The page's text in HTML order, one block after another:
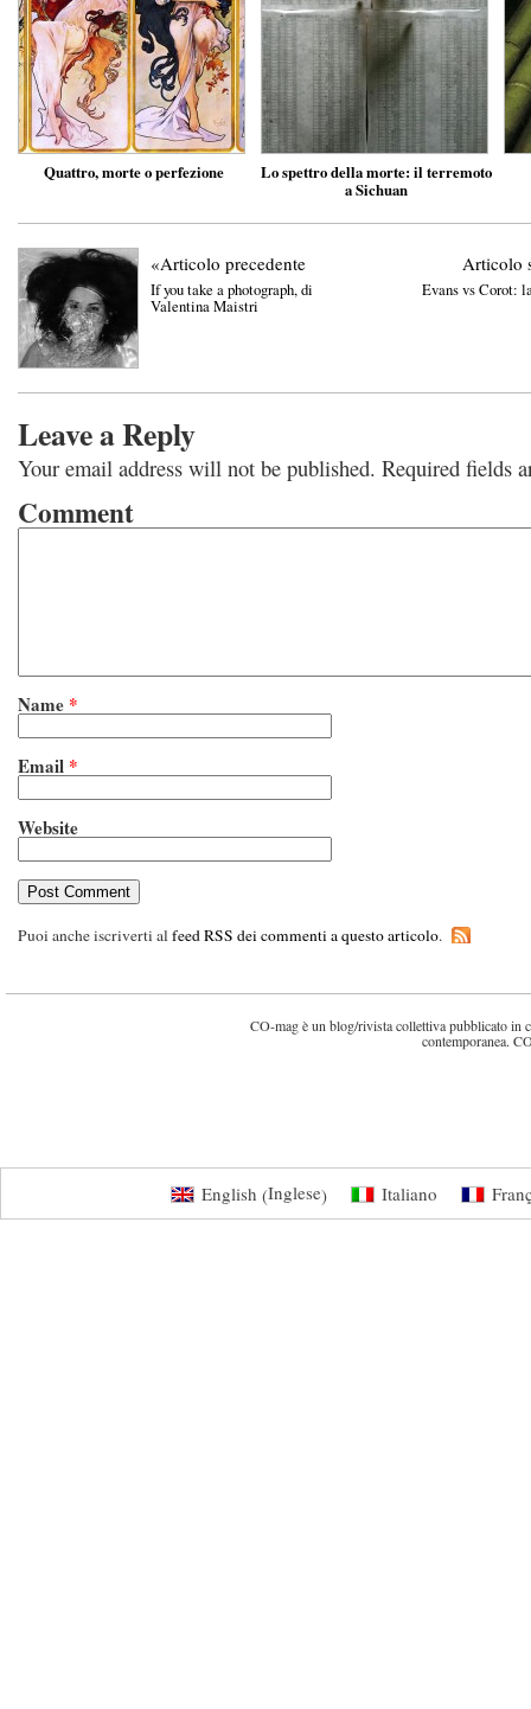
Quattro, morte o perfezione
Lo spettro della morte: il terremoto
a Sichuan
«Articolo precedente
If you take a photograph, di
Valentina Maistri
Articolo
Evans vs Corot:
Leave a Reply
Your email address will not be published. Required fields
Comment
Name *
Email *
Website
Puoi anche iscriverti alfeed RSS dei commenti a questo articolo.
CO-mag è un blog/rivista collettiva pubblicato in
contemporanea.
English (Inglese) Italiano